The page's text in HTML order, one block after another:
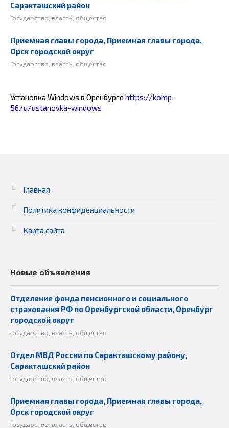
Саракташский район
Государство, власть, общество
Приемная главы города, Приемная главы города,
Орск городской округ
Государство, власть, общество
Установка Windows в Оренбурге https://komp-
56.ru/ustanovka-windows
Главная
Политика конфиденциальности
Карта сайта
Новые объявления
Отделение фонда пенсионного и социального
страхования РФ по Оренбургской области, Оренбург
городской округ
Государство, власть, общество
Отдел МВД России по Саракташскому району,
Саракташский район
Государство, власть, общество
Приемная главы города, Приемная главы города,
Орск городской округ
Государство, власть, общество